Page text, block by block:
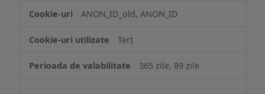
ANON_ID_old, ANON_ID
Terț
365 zile, 89 zile